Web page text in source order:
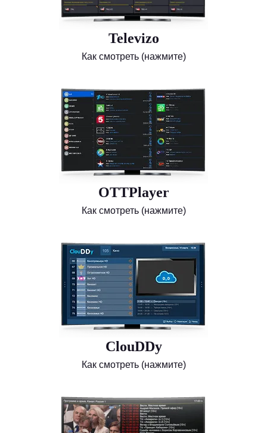
Televizo
Как смотреть (нажмите)
OTTPlayer
Как смотреть (нажмите)
ClouDDy
Как смотреть (нажмите)